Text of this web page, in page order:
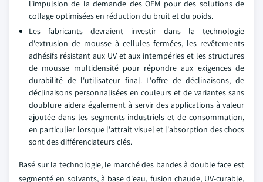
l'impulsion de la demande des OEM pour des solutions de
collage optimisées en réduction du bruit et du poids.
Les fabricants devraient investir dans la technologie
d'extrusion de mousse à cellules fermées, les revêtements
adhésifs résistant aux UV et aux intempéries et les structures
de mousse multidensité pour répondre aux exigences de
durabilité de l'utilisateur final. L'offre de déclinaisons, de
déclinaisons personnalisées en couleurs et de variantes sans
doublure aidera également à servir des applications à valeur
ajoutée dans les segments industriels et de consommation,
en particulier lorsque l'attrait visuel et l'absorption des chocs
sont des différenciateurs clés.
Basé sur la technologie, le marché des bandes à double face est
segmenté en solvants, à base d'eau, fusion chaude, UV-curable,